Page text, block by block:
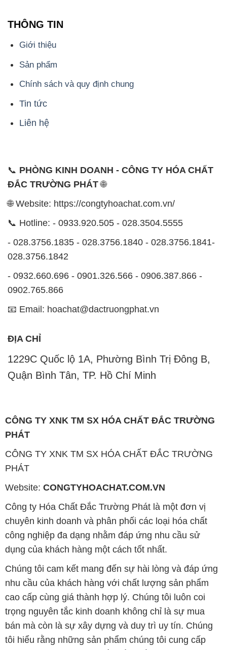
THÔNG TIN
Giới thiệu
Sản phẩm
Chính sách và quy định chung
Tin tức
Liên hệ
📞 PHÒNG KINH DOANH - CÔNG TY HÓA CHẤT
ĐẮC TRƯỜNG PHÁT🌐
🌐 Website: https://congtyhoachat.com.vn/
📞 Hotline: - 0933.920.505 - 028.3504.5555
- 028.3756.1835 - 028.3756.1840 - 028.3756.1841-
028.3756.1842
- 0932.660.696 - 0901.326.566 - 0906.387.866 -
0902.765.866
📧 Email: hoachat@dactruongphat.vn
ĐỊA CHỈ
1229C Quốc lộ 1A, Phường Bình Trị Đông B,
Quận Bình Tân, TP. Hồ Chí Minh
CÔNG TY XNK TM SX HÓA CHẤT ĐẮC TRƯỜNG
PHÁT
CÔNG TY XNK TM SX HÓA CHẤT ĐẮC TRƯỜNG
PHÁT
Website: CONGTYHOACHAT.COM.VN
Công ty Hóa Chất Đắc Trường Phát là một đơn vị
chuyên kinh doanh và phân phối các loại hóa chất
công nghiệp đa dạng nhằm đáp ứng nhu cầu sử
dụng của khách hàng một cách tốt nhất.
Chúng tôi cam kết mang đến sự hài lòng và đáp ứng
nhu cầu của khách hàng với chất lượng sản phẩm
cao cấp cùng giá thành hợp lý. Chúng tôi luôn coi
trọng nguyên tắc kinh doanh không chỉ là sự mua
bán mà còn là sự xây dựng và duy trì uy tín. Chúng
tôi hiểu rằng những sản phẩm chúng tôi cung cấp